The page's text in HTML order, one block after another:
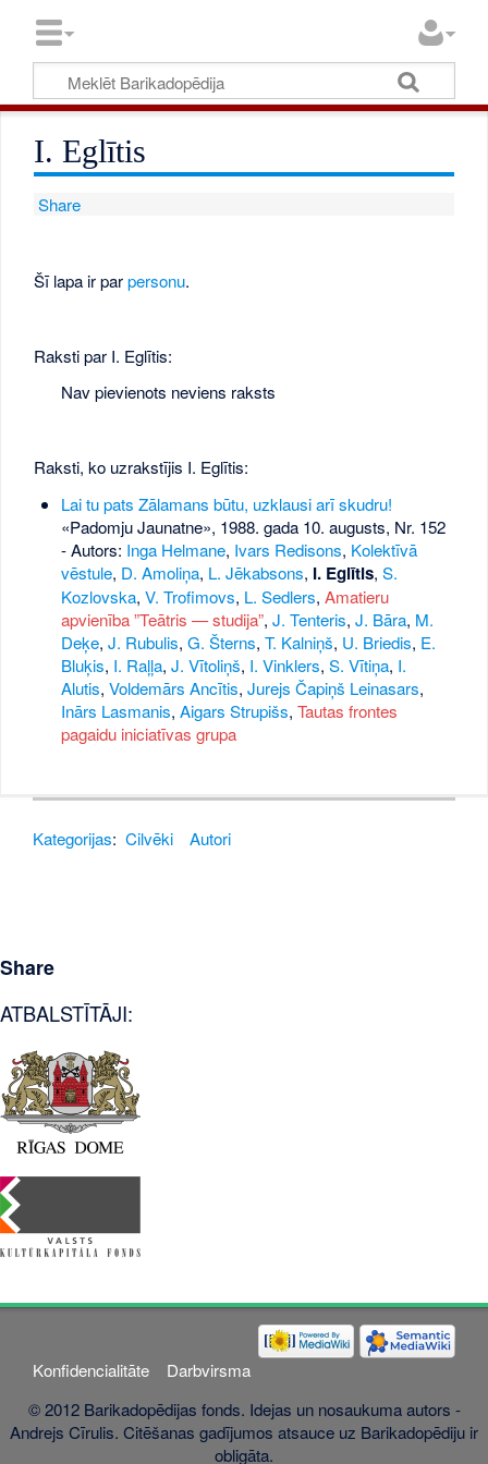
I. Eglītis
Share
Šī lapa ir parpersonu.
Raksti par I. Eglītis:
Nav pievienots neviens raksts
Raksti, ko uzrakstījis I. Eglītis:
Lai tu pats Zālamans būtu, uzklausi arī skudru!
«Padomju Jaunatne», 1988. gada 10. augusts, Nr. 152
- Autors: Inga Helmane, Ivars Redisons, Kolektīvā
vēstule, D. Amoliņa, L. Jēkabsons, I. Eglītis, S.
Kozlovska, V. Trofimovs, L. Sedlers, Amatieru
apvienība ”Teātris — studija”, J. Tenteris, J. Bāra, M.
Deķe, J. Rubulis, G. Šterns, T. Kalniņš, U. Briedis, E.
Bluķis, I. Raļļa, J. Vītoliņš, I. Vinklers, S. Vītiņa, I.
Alutis, Voldemārs Ancītis, Jurejs Čapiņš Leinasars,
Inārs Lasmanis, Aigars Strupišs, Tautas frontes
pagaidu iniciatīvas grupa
Kategorijas: Cilvēki Autori
Share
ATBALSTĪTĀJI:
Konfidencialitāte
Darbvirsma
© 2012 Barikadopēdijas fonds. Idejas un nosaukuma autors -
Andrejs Cīrulis. Citēšanas gadījumos atsauce uz Barikadopēdiju ir
obligāta.